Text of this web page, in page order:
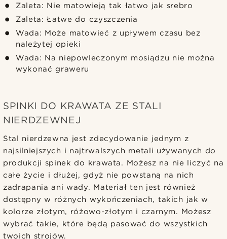
Zaleta: Nie matowieją tak łatwo jak srebro
Zaleta: Łatwe do czyszczenia
Wada: Może matowieć z upływem czasu bez
należytej opieki
Wada: Na niepowleczonym mosiądzu nie można
wykonać graweru
SPINKI DO KRAWATA ZE STALI
NIERDZEWNEJ
Stal nierdzewna jest zdecydowanie jednym z
najsilniejszych i najtrwalszych metali używanych do
produkcji spinek do krawata. Możesz na nie liczyć na
całe życie i dłużej, gdyż nie powstaną na nich
zadrapania ani wady. Materiał ten jest również
dostępny w różnych wykończeniach, takich jak w
kolorze złotym, różowo-złotym i czarnym. Możesz
wybrać takie, które będą pasować do wszystkich
twoich strojów.